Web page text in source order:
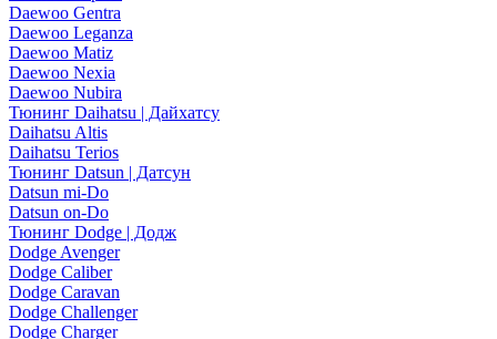
Daewoo Gentra
Daewoo Leganza
Daewoo Matiz
Daewoo Nexia
Daewoo Nubira
Тюнинг Daihatsu | Дайхатсу
Daihatsu Altis
Daihatsu Terios
Тюнинг Datsun | Датсун
Datsun mi-Do
Datsun on-Do
Тюнинг Dodge | Додж
Dodge Avenger
Dodge Caliber
Dodge Caravan
Dodge Challenger
Dodge Charger